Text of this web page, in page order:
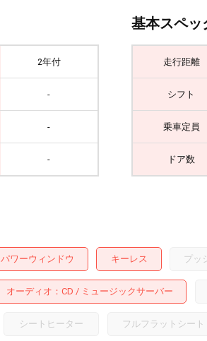
2年付
-
-
-
基本スペッ
走行距離
シフト
乗車定員
ドア数
パワーウィンドウ キーレス プッ
オーディオ CD ミュージックサーバー
シートヒーター フルフラットシート